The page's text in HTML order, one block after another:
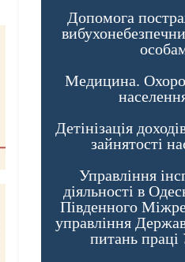
Допомога
Медицина.
Детінізація
зайнятості
Управління
діяльності в
Південного
управління
питань праці